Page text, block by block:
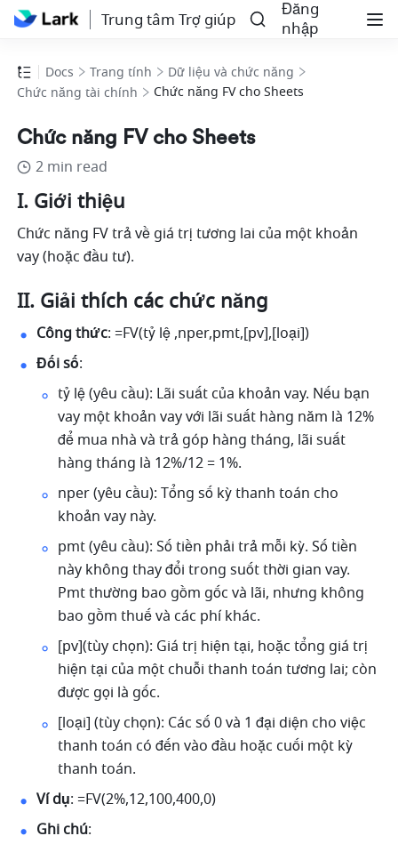
Trung tâm Trợ giúp
Đăng
nhập
Docs Trang tính
Dữ liệu và chức năng
Chức năng tài chính
Chức năng FV cho Sheets
Chức năng FV cho Sheets
2 min read
I. Giới thiệu
Chức năng FV trả về giá trị tương lai của một khoản
vay (hoặc đầu tư).
II. Giải thích các chức năng
Công thức: =FV(tỷ lệ ,nper,pmt,[pv],[loại])
Đối số:
tỷ lệ (yêu cầu): Lãi suất của khoản vay. Nếu bạn
vay một khoản vay với lãi suất hàng năm là 12%
để mua nhà và trả góp hàng tháng, lãi suất
hàng tháng là 12%/12 = 1%.
nper (yêu cầu): Tổng số kỳ thanh toán cho
khoản vay này.
pmt (yêu cầu): Số tiền phải trả mỗi kỳ. Số tiền
này không thay đổi trong suốt thời gian vay.
Pmt thường bao gồm gốc và lãi, nhưng không
bao gồm thuế và các phí khác.
[pv](tùy chọn): Giá trị hiện tại, hoặc tổng giá trị
hiện tại của một chuỗi thanh toán tương lai; còn
được gọi là gốc.
[loại] (tùy chọn): Các số 0 và 1 đại diện cho việc
thanh toán có đến vào đầu hoặc cuối một kỳ
thanh toán.
Ví dụ: =FV(2%,12,100,400,0)
Ghi chú: